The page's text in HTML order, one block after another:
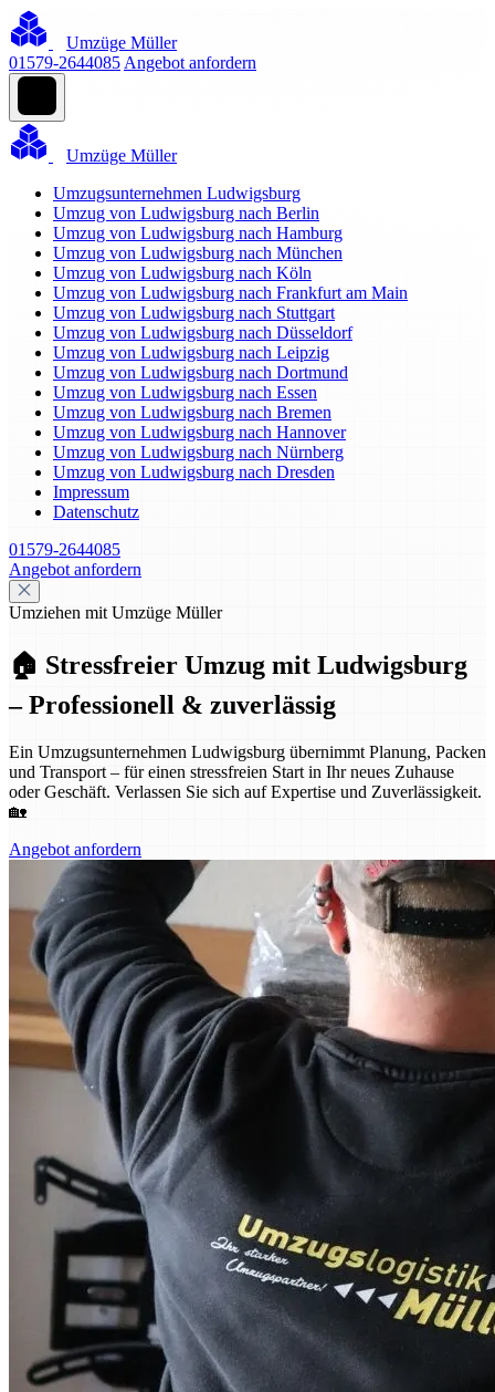
Umzüge Müller
01579-2644085 Angebot anfordern
Umzüge Müller
Umzugsunternehmen Ludwigsburg
Umzug von Ludwigsburg nach Berlin
Umzug von Ludwigsburg nach Hamburg
Umzug von Ludwigsburg nach München
Umzug von Ludwigsburg nach Köln
Umzug von Ludwigsburg nach Frankfurt am Main
Umzug von Ludwigsburg nach Stuttgart
Umzug von Ludwigsburg nach Düsseldorf
Umzug von Ludwigsburg nach Leipzig
Umzug von Ludwigsburg nach Dortmund
Umzug von Ludwigsburg nach Essen
Umzug von Ludwigsburg nach Bremen
Umzug von Ludwigsburg nach Hannover
Umzug von Ludwigsburg nach Nürnberg
Umzug von Ludwigsburg nach Dresden
Impressum
Datenschutz
01579-2644085
Angebot anfordern
Umziehen mit Umzüge Müller
🏠 Stressfreier Umzug mit Ludwigsburg
– Professionell & zuverlässig
Ein Umzugsunternehmen Ludwigsburg übernimmt Planung, Packen
und Transport – für einen stressfreien Start in Ihr neues Zuhause
oder Geschäft. Verlassen Sie sich auf Expertise und Zuverlässigkeit.
🏡
Angebot anfordern